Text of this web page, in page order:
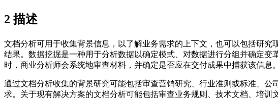
2 描述
文档分析可用于收集背景信息，以了解业务需求的上下文，也可以包括研
结果。数据挖掘是一种用于分析数据以确定模式、对数据进行分组并确定
时，商业分析师会系统地审查材料，并确定是否应在交付成果中捕获该信息。
通过文档分析收集的背景研究可能包括审查营销研究、行业准则或标准、
求。关于现有解决方案的文档分析可能包括审查业务规则、技术文档、培